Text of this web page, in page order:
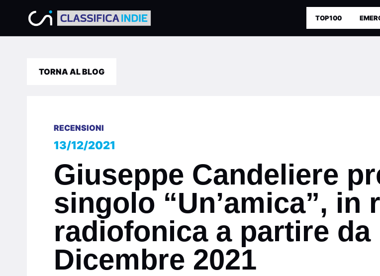
TOP100
TORNA AL BLOG
RECENSIONI
13/12/2021
Giuseppe Candeliere
singolo “Un’amica”, in
radiofonica a partire da
Dicembre 2021